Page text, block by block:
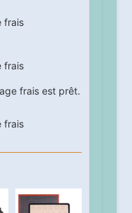
frais est prêt.